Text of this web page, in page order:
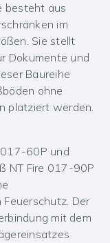
besteht aus
im
Sie stellt
Dokumente und
Baureihe
ohne
platziert werden.
017-60P und
NT Fire 017-90P
Der
mit dem